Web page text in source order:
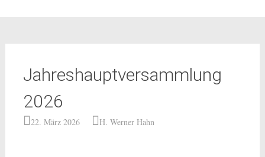
Jahreshauptversammlung
2026
22. März 2026 H. Werner Hahn